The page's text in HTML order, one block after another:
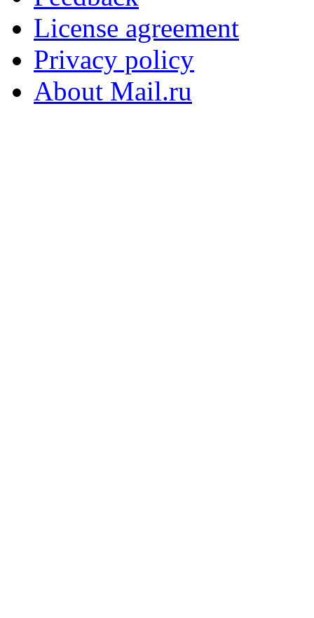
License agreement
Privacy policy
About Mail.ru